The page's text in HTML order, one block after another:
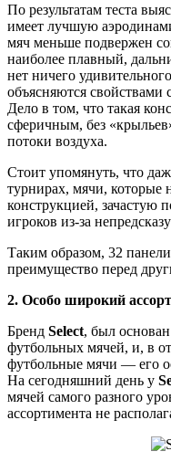
По результатам теста
имеет лучшую
мяч меньше подвержен
наиболее плавный,
нет ничего
объясняются свойствами
Дело в том, что такая
сферичным, без
потоки воздуха.
Стоит упомянуть, что
турнирах, мячи, которые
конструкцией, зачастую
игроков из-за
Таким образом, 32
преимущество перед
2. Особо широкий
Бренд Select, был
футбольных мячей, и, в
футбольные мячи — его
На сегодняшний день у
мячей самого разного
ассортимента не